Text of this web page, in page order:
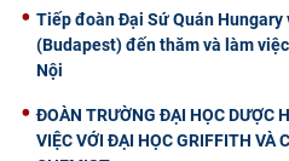
Tiếp đoàn Đại Sứ Quán
(Budapest) đến thăm và làm
Nội
ĐOÀN TRƯỜNG ĐẠI HỌC DƯỢC
VIỆC VỚI ĐẠI HỌC GRIFFITH VÀ